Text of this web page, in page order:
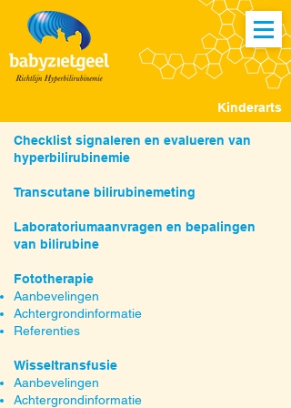
Kinderarts
Checklist signaleren en evalueren van
hyperbilirubinemie
Transcutane bilirubinemeting
Laboratoriumaanvragen en bepalingen
van bilirubine
Fototherapie
Aanbevelingen
Achtergrondinformatie
Referenties
Wisseltransfusie
Aanbevelingen
Achtergrondinformatie